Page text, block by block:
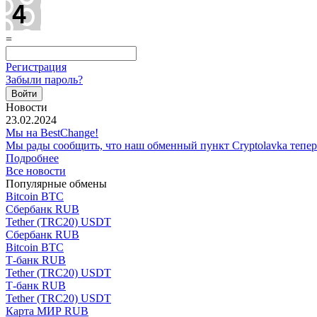
=
Регистрация
Забыли пароль?
Новости
23.02.2024
Мы на BestChange!
Мы рады сообщить, что наш обменный пункт Cryptolavka
Подробнее
Все новости
Популярные обмены
Bitcoin BTC
Сбербанк RUB
Tether (TRC20) USDT
Сбербанк RUB
Bitcoin BTC
Т-банк RUB
Tether (TRC20) USDT
Т-банк RUB
Tether (TRC20) USDT
Карта МИР RUB